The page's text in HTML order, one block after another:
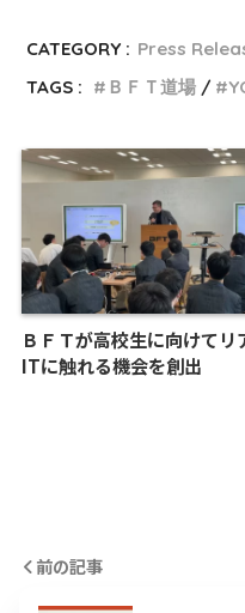
CATEGORY : Press
TAGS :
ＢＦＴ道場
ＢＦＴが高校生に向けてリ
ITに触れる機会を創出
前の記事